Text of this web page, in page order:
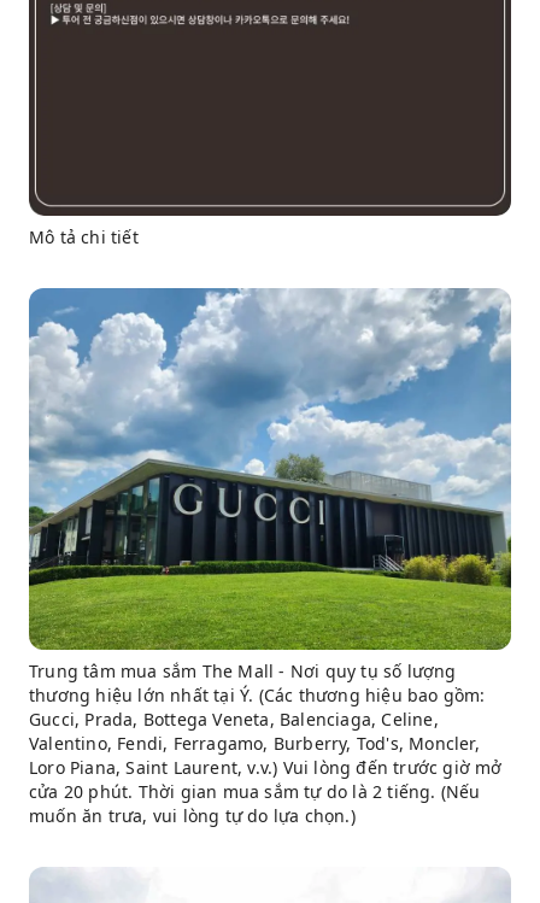
Mô tả chi tiết
Trung tâm mua sắm The Mall - Nơi quy tụ số lượng
thương hiệu lớn nhất tại Ý. (Các thương hiệu bao gồm:
Gucci, Prada, Bottega Veneta, Balenciaga, Celine,
Valentino, Fendi, Ferragamo, Burberry, Tod's, Moncler,
Loro Piana, Saint Laurent, v.v.) Vui lòng đến trước giờ mở
cửa 20 phút. Thời gian mua sắm tự do là 2 tiếng. (Nếu
muốn ăn trưa, vui lòng tự do lựa chọn.)